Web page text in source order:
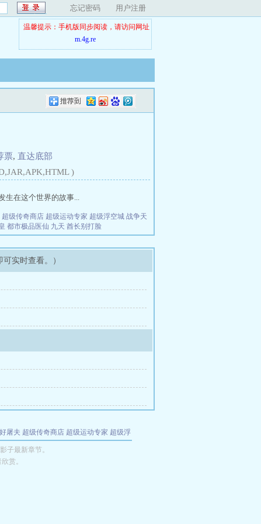
忘记密码 用户注册
温馨提示：手机版同步阅读，请访问网址
m.4g.re
票, 直达底部
)
在这个世界的故事...
超级传奇商店 超级运动专家 超级浮空城 战争天
都市极品医仙 九天 酋长别打脸
实时查看。）
屠夫 超级传奇商店 超级运动专家 超级浮
特工 我夺舍了魔皇
子最新章节。
赏。